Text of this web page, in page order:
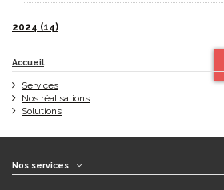
2024 (14)
Accueil
Services
Nos réalisations
Solutions
Nos services